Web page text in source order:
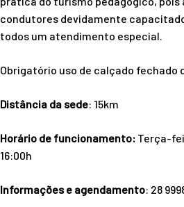
condutores devidamente
todos um atendimento especial.
Obrigatório uso de calçado fechado
Distância da sede: 15km
Horário de funcionamento: Terça-
16:00h
Informações e agendamento: 28